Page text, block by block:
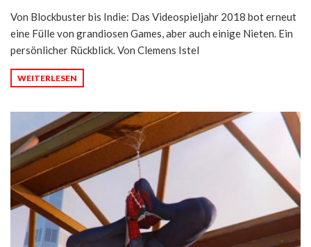
Von Blockbuster bis Indie: Das Videospieljahr 2018 bot erneut
eine Fülle von grandiosen Games, aber auch einige Nieten. Ein
persönlicher Rückblick. Von Clemens Istel
WEITERLESEN